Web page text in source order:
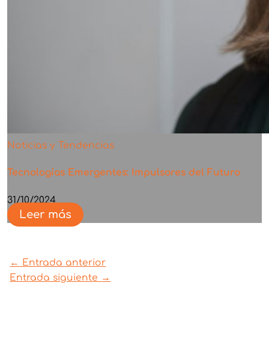
Noticias y Tendencias
Tecnologías Emergentes: Impulsores del Futuro
31/10/2024
Leer más
← Entrada anterior
Entrada siguiente →